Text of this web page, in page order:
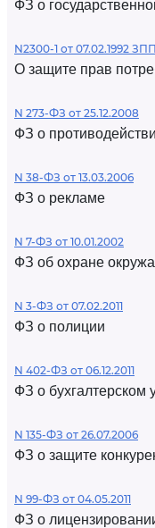
ФЗ о
N2300-1 от 07.02.1992
О защите прав
N 273-ФЗ от 25.12.2008
ФЗ о
N 38-ФЗ от 13.03.2006
ФЗ о рекламе
N 7-ФЗ от 10.01.2002
ФЗ об охране
N 3-ФЗ от 07.02.2011
ФЗ о полиции
N 402-ФЗ от 06.12.2011
ФЗ о бухгалтерском
N 135-ФЗ от 26.07.2006
ФЗ о защите
N 99-ФЗ от 04.05.2011
ФЗ о